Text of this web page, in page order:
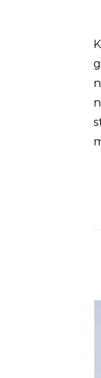
Kada smo prvi put čuli za Čongćing, morali smo da proverimo da li gledamo snimke